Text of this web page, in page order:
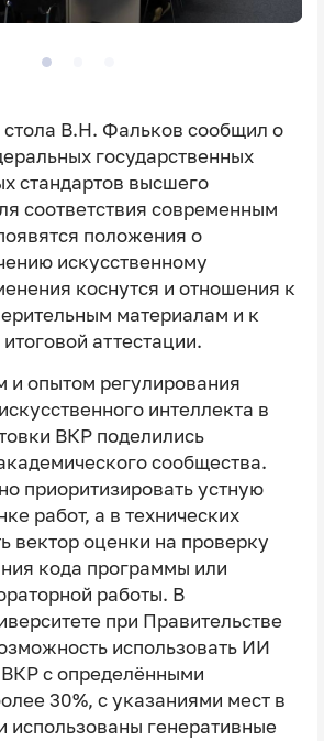
стола В.Н. Фальков сообщил о
государственных
стандартов высшего
соответствия современным
положения о
искусственному
коснутся и отношения к
материалам и к
аттестации.
и опытом регулирования
интеллекта в
ВКР поделились
сообщества.
приоритизировать устную
работ, а в технических
вектор оценки на проверку
кода программы или
работы. В
при Правительстве
использовать ИИ
ВКР с определёнными
30%, с указаниями мест в
использованы генеративные